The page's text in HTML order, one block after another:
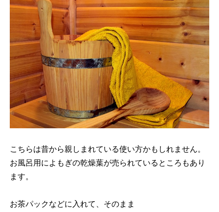
こちらは昔から親しまれている使い方かもしれません。
お風呂用によもぎの乾燥葉が売られているところもあり
ます。
お茶パックなどに入れて、そのまま